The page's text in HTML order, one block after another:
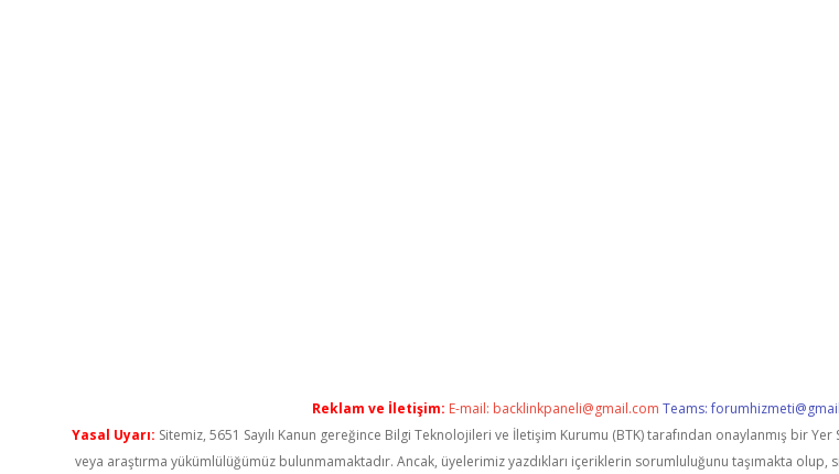
Reklam ve İletişim: E-mail: backlinkpaneli@gmail.com Teams:
Yasal Uyarı: Sitemiz, 5651 Sayılı Kanun gereğince Bilgi Teknolojileri ve İletişim Kurumu (BTK) tarafından onaylanmış bir
veya araştırma yükümlülüğümüz bulunmamaktadır. Ancak, üyelerimiz yazdıkları içeriklerin sorumluluğunu taşımakta